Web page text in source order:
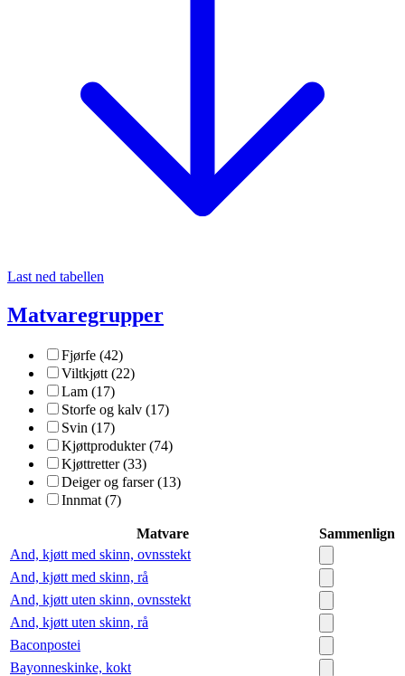
Last ned tabellen
Matvaregrupper
Fjørfe (42)
Viltkjøtt (22)
Lam (17)
Storfe og kalv (17)
Svin (17)
Kjøttprodukter (74)
Kjøttretter (33)
Deiger og farser (13)
Innmat (7)
Matvare
Sammenlign
And, kjøtt med skinn, ovnsstekt
And, kjøtt med skinn, rå
And, kjøtt uten skinn, ovnsstekt
And, kjøtt uten skinn, rå
Baconpostei
Bayonneskinke, kokt